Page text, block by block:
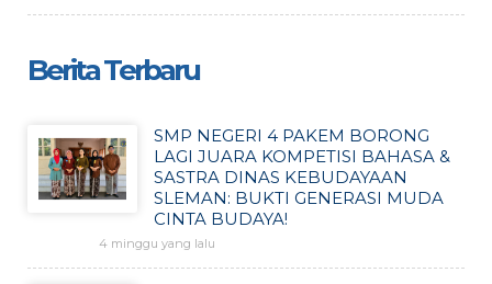
Berita Terbaru
SMP NEGERI 4 PAKEM BORONG
LAGI JUARA KOMPETISI BAHASA &
SASTRA DINAS KEBUDAYAAN
SLEMAN: BUKTI GENERASI MUDA
CINTA BUDAYA!
4 minggu yang lalu